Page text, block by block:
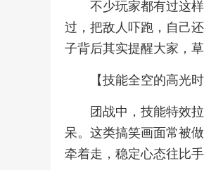
不少玩家都有过这
过，把敌人吓跑，自己
子背后其实提醒大家，
【技能全空的高光时
团战中，技能特效
呆。这类搞笑画面常被
牵着走，稳定心态往比手